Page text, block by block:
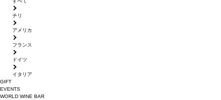
チリ
アメリカ
フランス
ドイツ
イタリア
GIFT
EVENTS
WORLD WINE BAR